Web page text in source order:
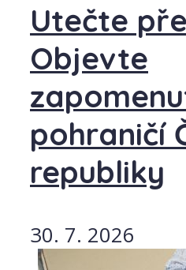
Utečte
Objevte
pohraničí
republiky
30. 7. 2026